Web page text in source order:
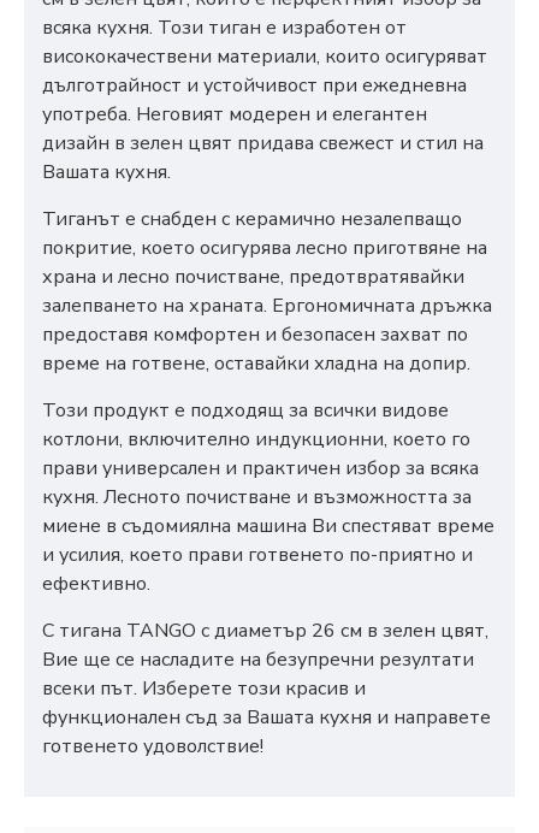
всяка кухня. Този тиган е изработен от
висококачествени материали, които осигуряват
дълготрайност и устойчивост при ежедневна
употреба. Неговият модерен и елегантен
дизайн в зелен цвят придава свежест и стил на
Вашата кухня.
Тиганът е снабден с керамично незалепващо
покритие, което осигурява лесно приготвяне на
храна и лесно почистване, предотвратявайки
залепването на храната. Ергономичната дръжка
предоставя комфортен и безопасен захват по
време на готвене, оставайки хладна на допир.
Този продукт е подходящ за всички видове
котлони, включително индукционни, което го
прави универсален и практичен избор за всяка
кухня. Лесното почистване и възможността за
миене в съдомиялна машина Ви спестяват време
и усилия, което прави готвенето по-приятно и
ефективно.
С тигана TANGO с диаметър 26 см в зелен цвят,
Вие ще се насладите на безупречни резултати
всеки път. Изберете този красив и
функционален съд за Вашата кухня и направете
готвенето удоволствие!